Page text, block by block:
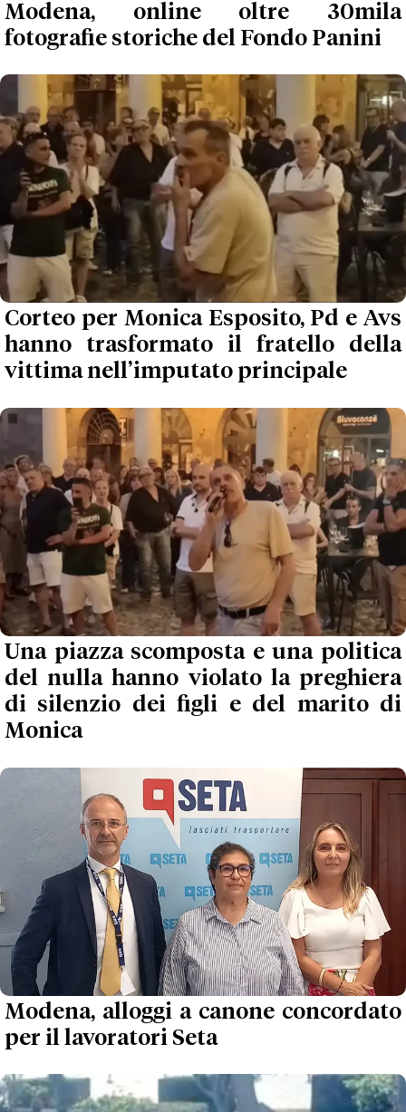
Modena, online oltre 30mila
fotografie storiche del Fondo Panini
Corteo per Monica Esposito, Pd e Avs
hanno trasformato il fratello della
vittima nell’imputato principale
Una piazza scomposta e una politica
del nulla hanno violato la preghiera
di silenzio dei figli e del marito di
Monica
Modena, alloggi a canone concordato
per il lavoratori Seta